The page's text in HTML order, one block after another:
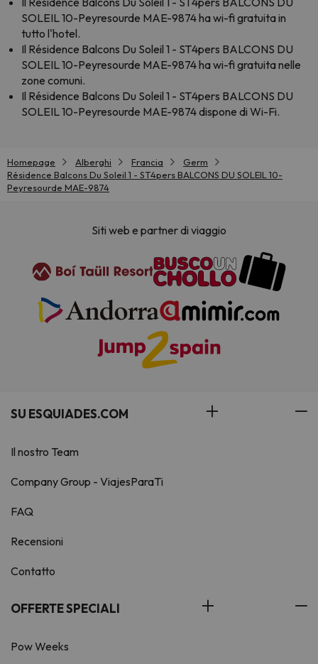
SOLEIL 10-Peyresourde MAE-9874 ha wi-fi gratuita in
tutto l'hotel.
Il Résidence Balcons Du Soleil 1 - ST4pers BALCONS DU
SOLEIL 10-Peyresourde MAE-9874 ha wi-fi gratuita nelle
zone comuni.
Il Résidence Balcons Du Soleil 1 - ST4pers BALCONS DU
SOLEIL 10-Peyresourde MAE-9874 dispone di Wi-Fi.
Homepage Alberghi Francia
Germ
Résidence Balcons Du Soleil 1 - ST4pers BALCONS DU SOLEIL 10-
Peyresourde MAE-9874
Siti web e partner di viaggio
SU ESQUIADES.COM
Il nostro Team
Company Group - ViajesParaTi
FAQ
Recensioni
Contatto
OFFERTE SPECIALI
Pow Weeks